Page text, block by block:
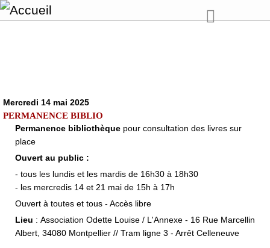
Mercredi 14 mai 2025
PERMANENCE BIBLIO
Permanence bibliothèque pour consultation des livres sur
place
Ouvert au public :
- tous les lundis et les mardis de 16h30 à 18h30
- les mercredis 14 et 21 mai de 15h à 17h
Ouvert à toutes et tous - Accès libre
Lieu : Association Odette Louise / L'Annexe - 16 Rue Marcellin
Albert, 34080 Montpellier // Tram ligne 3 - Arrêt Celleneuve